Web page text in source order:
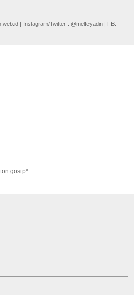
| Instagram/Twitter : @melfeyadin | FB:
gosip*